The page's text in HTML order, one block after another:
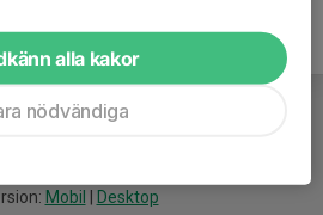
Mobil Desktop
alla kakor
nödvändiga